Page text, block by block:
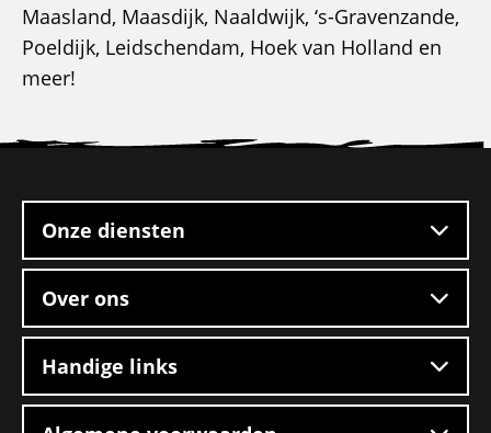
Maasland, Maasdijk, Naaldwijk, ‘s-Gravenzande,
Poeldijk, Leidschendam, Hoek van Holland en
meer!
footer
Onze diensten
Over ons
Handige links